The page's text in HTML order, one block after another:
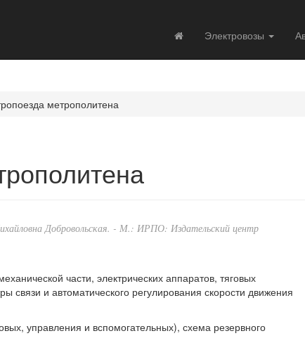
Электровозы
метрополитена
Добровольская. - М.: ИРПО: Издательский центр
части, электрических аппаратов, тяговых
связи и автоматического регулирования скорости движения
управления и вспомогательных), схема резервного